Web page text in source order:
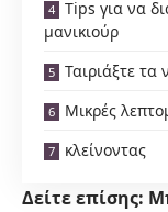
Tips για να
μανικιούρ
Ταιριάξτε
Μικρές
κλείνοντας
Δείτε επίσης: